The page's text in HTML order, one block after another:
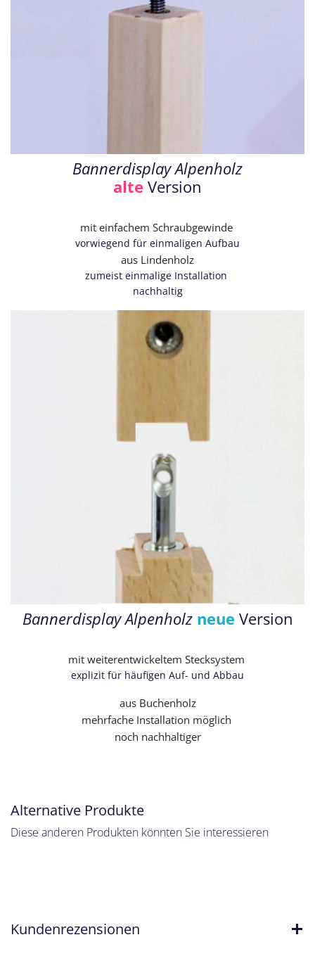
Bannerdisplay Alpenholz
alte Version
mit einfachem Schraubgewinde
vorwiegend für einmaligen Aufbau
aus Lindenholz
zumeist einmalige Installation
nachhaltig
Bannerdisplay Alpenholz neue Version
mit weiterentwickeltem Stecksystem
explizit für häufigen Auf- und Abbau
aus Buchenholz
mehrfache Installation möglich
noch nachhaltiger
Alternative Produkte
Diese anderen Produkten könnten Sie interessieren
Kundenrezensionen